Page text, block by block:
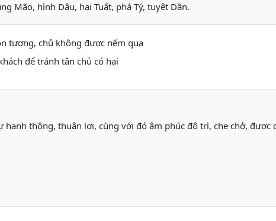
Mão, hình Dậu, hại Tuất, phá Tý, tuyệt Dần.
tương, chủ không được nếm qua
để tránh tân chủ có hại
thông, thuận lợi, cùng với đó âm phúc độ trì, che chở, được